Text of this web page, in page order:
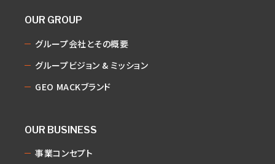
OUR GROUP
グループ会社とその概要
グループビジョン & ミッション
GEO MACKブランド
OUR BUSINESS
事業コンセプト